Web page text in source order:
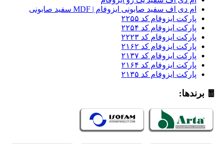
ام دی اف سفید صابونی ایزوفام | MDF سفید صابونی
پارکت ایزوفام کد ۲۲۵۵
پارکت ایزوفام کد ۲۲۵۴
پارکت ایزوفام کد ۲۲۲۳
پارکت ایزوفام کد ۲۱۶۲
پارکت ایزوفام کد ۲۱۳۷
پارکت ایزوفام کد ۲۱۶۴
پارکت ایزوفام کد ۲۱۳۵
🧧 برندها: